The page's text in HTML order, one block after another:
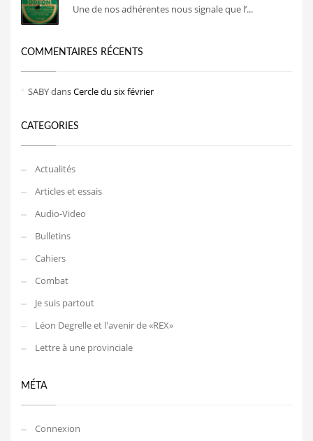
Une de nos adhérentes nous signale que l’...
COMMENTAIRES RÉCENTS
SABYdansCercle du six février
CATEGORIES
Actualités
Articles et essais
Audio-Video
Bulletins
Cahiers
Combat
Je suis partout
Léon Degrelle et l'avenir de «REX»
Lettre à une provinciale
MÉTA
Connexion